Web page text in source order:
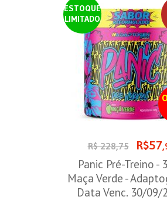
ESTOQUE
LIMITADO
R$ 228,75 R$57
Panic Pré-Treino -
Maça Verde -
Data Venc. 30/09/